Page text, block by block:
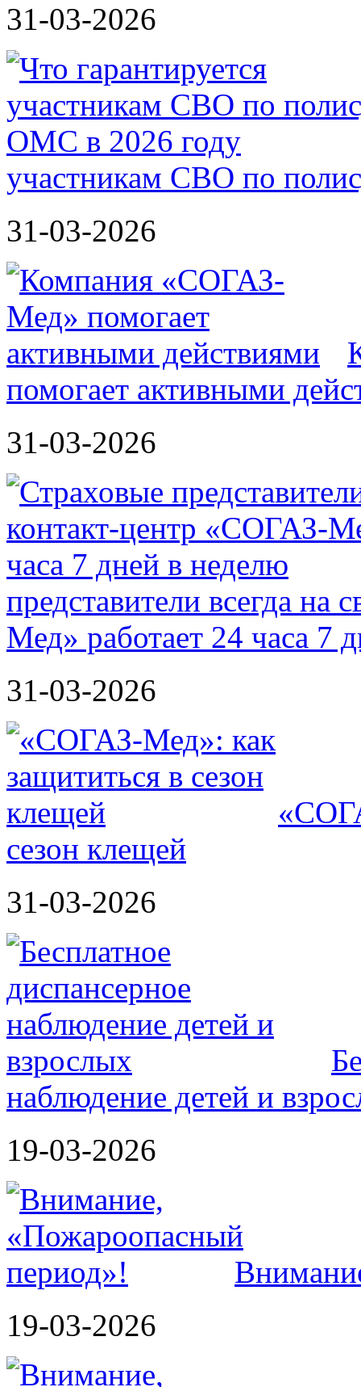
31-03-2026
участникам СВО по
31-03-2026
помогает активными
31-03-2026
представители всегда на
Мед» работает 24 часа 7
31-03-2026
сезон клещей
31-03-2026
наблюдение детей и
19-03-2026
19-03-2026